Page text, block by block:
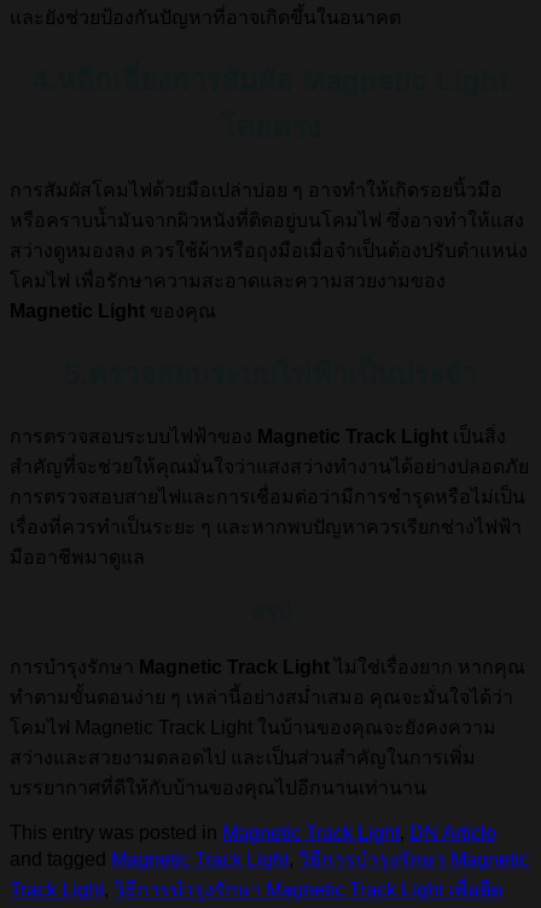
และยังช่วยป้องกันปัญหาที่อาจเกิดขึ้นในอนาคต
การสัมผัสโคมไฟด้วยมือเปล่าบ่อย ๆ อาจทำให้เกิดรอยนิ้วมือ
หรือคราบน้ำมันจากผิวหนังที่ติดอยู่บนโคมไฟ ซึ่งอาจทำให้แสง
สว่างดูหมองลง ควรใช้ผ้าหรือถุงมือเมื่อจำเป็นต้องปรับตำแหน่ง
โคมไฟ เพื่อรักษาความสะอาดและความสวยงามของ
Magnetic Light ของคุณ
การตรวจสอบระบบไฟฟ้าของ Magnetic Track Light เป็นสิ่ง
สำคัญที่จะช่วยให้คุณมั่นใจว่าแสงสว่างทำงานได้อย่างปลอดภัย
การตรวจสอบสายไฟและการเชื่อมต่อว่ามีการชำรุดหรือไม่เป็น
เรื่องที่ควรทำเป็นระยะ ๆ และหากพบปัญหาควรเรียกช่างไฟฟ้า
มืออาชีพมาดูแล
การบำรุงรักษา Magnetic Track Light ไม่ใช่เรื่องยาก หากคุณ
ทำตามขั้นตอนง่าย ๆ เหล่านี้อย่างสม่ำเสมอ คุณจะมั่นใจได้ว่า
โคมไฟ Magnetic Track Light ในบ้านของคุณจะยังคงความ
สว่างและสวยงามตลอดไป และเป็นส่วนสำคัญในการเพิ่ม
บรรยากาศที่ดีให้กับบ้านของคุณไปอีกนานเท่านาน
This entry was posted in Magnetic Track Light, DN Article
and tagged Magnetic Track Light, วิธีการบำรุงรักษา Magnetic
Track Light, วิธีการบำรุงรักษา Magnetic Track Light เพื่อยืด